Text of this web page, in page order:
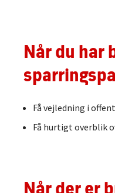
Når du har
Få vejledning i
Få hurtigt overblik
Når der er